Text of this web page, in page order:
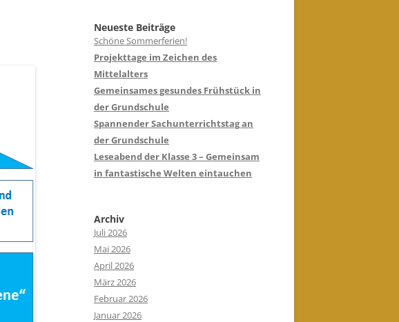
Neueste Beiträge
Schöne Sommerferien!
Projekttage im Zeichen des
Mittelalters
Gemeinsames gesundes Frühstück in
der Grundschule
Spannender Sachunterrichtstag an
der Grundschule
Leseabend der Klasse 3 – Gemeinsam
in fantastische Welten eintauchen
Archiv
Juli 2026
Mai 2026
April 2026
März 2026
Februar 2026
Januar 2026